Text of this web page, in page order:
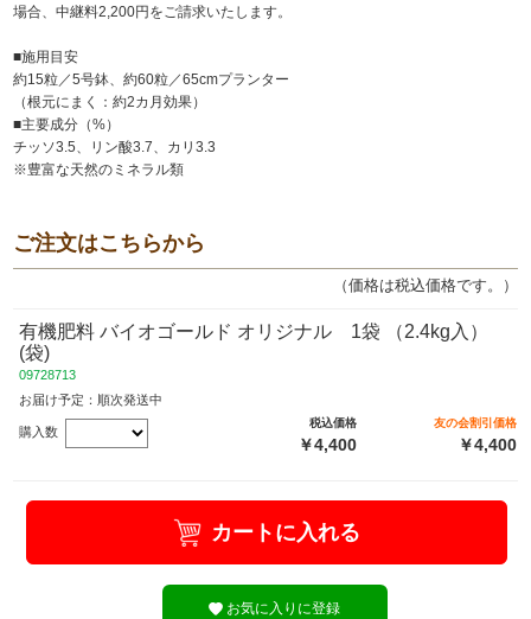
場合、中継料2,200円をご請求いたします。
■施用目安
約15粒／5号鉢、約60粒／65cmプランター
（根元にまく：約2カ月効果）
■主要成分（%）
チッソ3.5、リン酸3.7、カリ3.3
※豊富な天然のミネラル類
ご注文はこちらから
（価格は税込価格です。）
有機肥料 バイオゴールド オリジナル 1袋 （2.4kg入）
(袋)
09728713
お届け予定：順次発送中
購入数
税込価格
￥4,400
友の会割引価格
￥4,400
カートに入れる
お気に入りに登録